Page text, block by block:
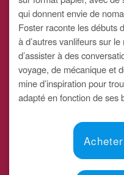
qui donnent envie de
Foster raconte les débuts
à d’autres vanlifeurs sur
d’assister à des
voyage, de mécanique et
mine d’inspiration pour
adapté en fonction de ses